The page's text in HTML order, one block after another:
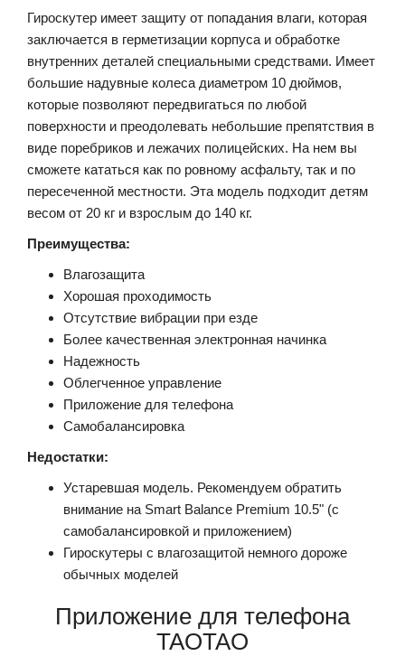
Гироскутер имеет защиту от попадания влаги, которая
заключается в герметизации корпуса и обработке
внутренних деталей специальными средствами. Имеет
большие надувные колеса диаметром 10 дюймов,
которые позволяют передвигаться по любой
поверхности и преодолевать небольшие препятствия в
виде поребриков и лежачих полицейских. На нем вы
сможете кататься как по ровному асфальту, так и по
пересеченной местности. Эта модель подходит детям
весом от 20 кг и взрослым до 140 кг.
Преимущества:
Влагозащита
Хорошая проходимость
Отсутствие вибрации при езде
Более качественная электронная начинка
Надежность
Облегченное управление
Приложение для телефона
Самобалансировка
Недостатки:
Устаревшая модель. Рекомендуем обратить
внимание на Smart Balance Premium 10.5" (с
самобалансировкой и приложением)
Гироскутеры с влагозащитой немного дороже
обычных моделей
Приложение для телефона
TAOTAO